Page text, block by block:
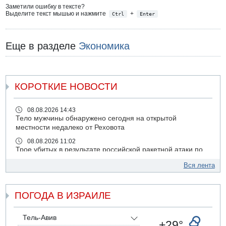
Заметили ошибку в тексте?
Выделите текст мышью и нажмите
Ctrl + Enter
Еще в разделе Экономика
КОРОТКИЕ НОВОСТИ
08.08.2026 14:43
Тело мужчины обнаружено сегодня на открытой
местности недалеко от Реховота
08.08.2026 11:02
Трое убитых в результате российской ракетной атаки по
07.08.2026 20:43
07.08.2026 20:41
Ynet: "Хизбалла" запустила БПЛА со взрывчаткой по
Вся лента
ПОГОДА В ИЗРАИЛЕ
Тель-Авив